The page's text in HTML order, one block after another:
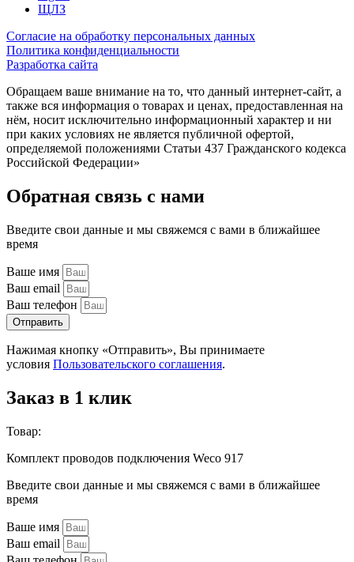
ЩЛЗ
Согласие на обработку персональных данных
Политика конфиденциальности
Разработка сайта
Обращаем ваше внимание на то, что данный интернет-сайт, а
также вся информация о товарах и ценах, предоставленная на
нём, носит исключительно информационный характер и ни
при каких условиях не является публичной офертой,
определяемой положениями Статьи 437 Гражданского кодекса
Российской Федерации»
Обратная связь с нами
Введите свои данные и мы свяжемся с вами в ближайшее
время
Ваше имя
Ваш email
Ваш телефон
Отправить
Нажимая кнопку «Отправить», Вы принимаете
условия Пользовательского соглашения.
Заказ в 1 клик
Товар:
Комплект проводов подключения Weco 917
Введите свои данные и мы свяжемся с вами в ближайшее
время
Ваше имя
Ваш email